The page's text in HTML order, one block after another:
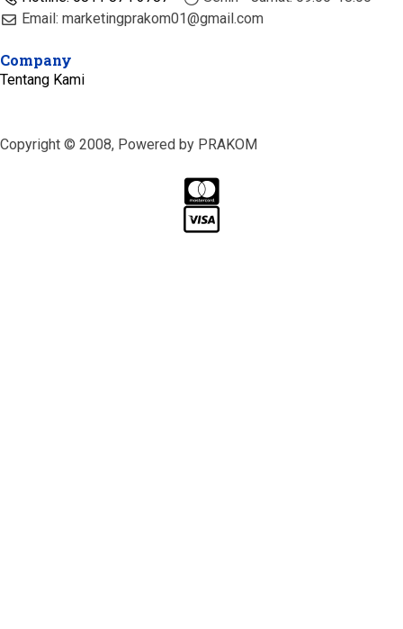
Email: marketingprakom01@gmail.com
Company
Tentang Kami
Copyright © 2008, Powered by PRAKOM